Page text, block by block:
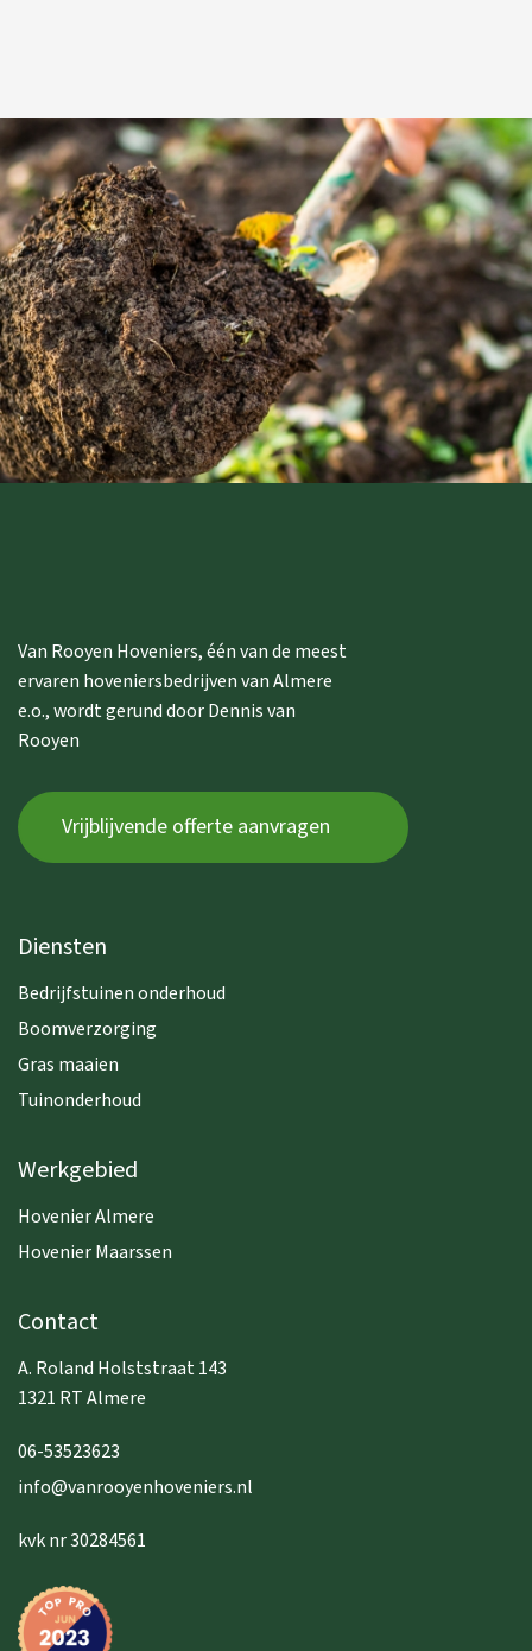
Van Rooyen Hoveniers, één van de meest
ervaren hoveniersbedrijven van Almere
e.o., wordt gerund door Dennis van
Rooyen
Vrijblijvende offerte aanvragen
Diensten
Bedrijfstuinen onderhoud
Boomverzorging
Gras maaien
Tuinonderhoud
Werkgebied
Hovenier Almere
Hovenier Maarssen
Contact
A. Roland Holststraat 143
1321 RT Almere
06-53523623
info@vanrooyenhoveniers.nl
kvk nr 30284561